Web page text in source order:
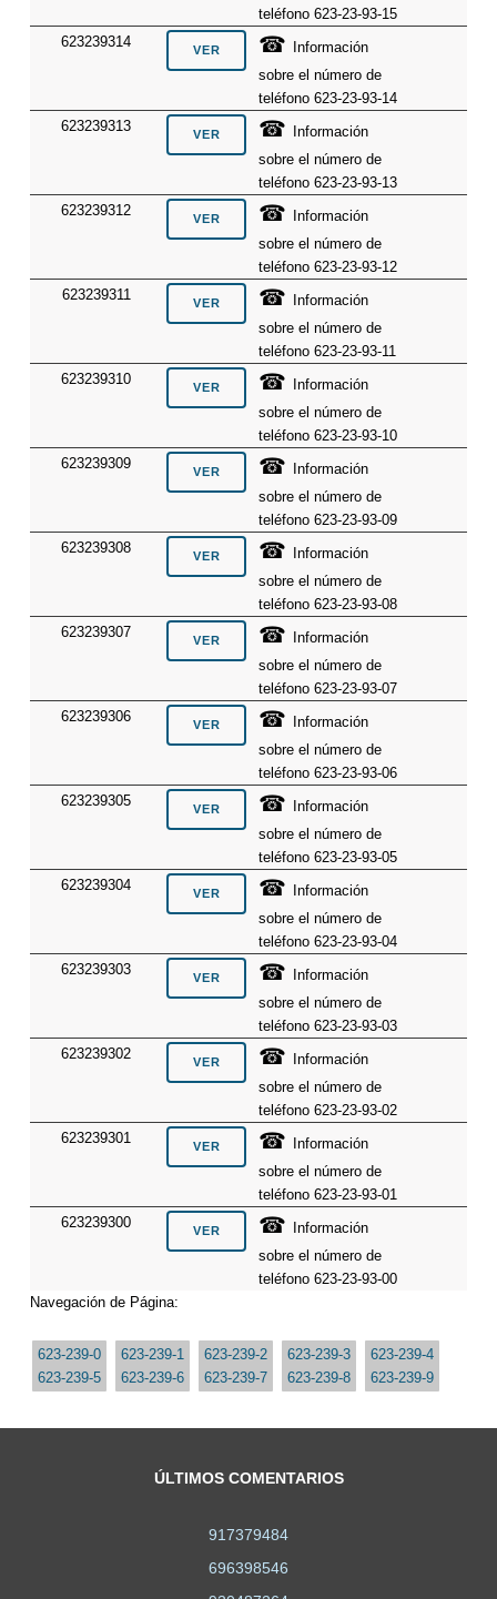
teléfono 623-23-93-15
623239314
☎ Información
sobre el número de
teléfono 623-23-93-14
623239313
☎ Información
sobre el número de
teléfono 623-23-93-13
623239312
☎ Información
sobre el número de
teléfono 623-23-93-12
623239311
☎ Información
sobre el número de
teléfono 623-23-93-11
623239310
☎ Información
sobre el número de
teléfono 623-23-93-10
623239309
☎ Información
sobre el número de
teléfono 623-23-93-09
623239308
☎ Información
sobre el número de
teléfono 623-23-93-08
623239307
☎ Información
sobre el número de
teléfono 623-23-93-07
623239306
☎ Información
sobre el número de
teléfono 623-23-93-06
623239305
☎ Información
sobre el número de
teléfono 623-23-93-05
623239304
☎ Información
sobre el número de
teléfono 623-23-93-04
623239303
☎ Información
sobre el número de
teléfono 623-23-93-03
623239302
☎ Información
sobre el número de
teléfono 623-23-93-02
623239301
☎ Información
sobre el número de
teléfono 623-23-93-01
623239300
☎ Información
sobre el número de
teléfono 623-23-93-00
Navegación de Página:
623-239-0 623-239-1 623-239-2 623-239-3
623-239-4
623-239-5
623-239-6 623-239-7 623-239-8 623-239-9
ÚLTIMOS COMENTARIOS
917379484
696398546